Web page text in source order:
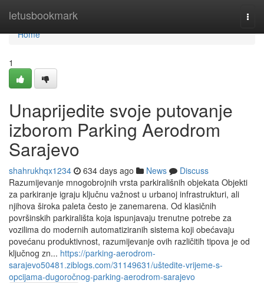
letusbookmark
Home
Home
1
Unaprijedite svoje putovanje
izborom Parking Aerodrom
Sarajevo
shahrukhqx1234 634 days ago News
Discuss
Razumijevanje mnogobrojnih vrsta parkirališnih objekata Objekti
za parkiranje igraju ključnu važnost u urbanoj infrastrukturi, ali
njihova široka paleta često je zanemarena. Od klasičnih
površinskih parkirališta koja ispunjavaju trenutne potrebe za
vozilima do modernih automatiziranih sistema koji obećavaju
povećanu produktivnost, razumijevanje ovih različitih tipova je od
ključnog zn... https://parking-aerodrom-
sarajevo50481.ziblogs.com/31149631/uštedite-vrijeme-s-
opcijama-dugoročnog-parking-aerodrom-sarajevo